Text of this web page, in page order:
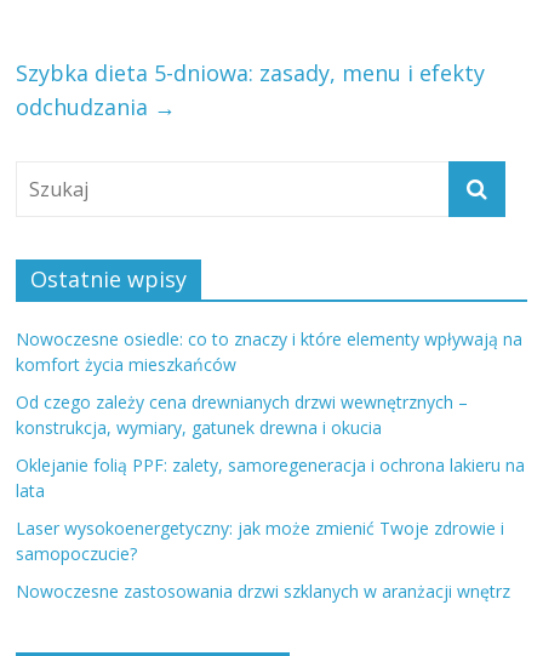
Szybka dieta 5-dniowa: zasady, menu i efekty
odchudzania →
Ostatnie wpisy
Nowoczesne osiedle: co to znaczy i które elementy wpływają na
komfort życia mieszkańców
Od czego zależy cena drewnianych drzwi wewnętrznych –
konstrukcja, wymiary, gatunek drewna i okucia
Oklejanie folią PPF: zalety, samoregeneracja i ochrona lakieru na
lata
Laser wysokoenergetyczny: jak może zmienić Twoje zdrowie i
samopoczucie?
Nowoczesne zastosowania drzwi szklanych w aranżacji wnętrz